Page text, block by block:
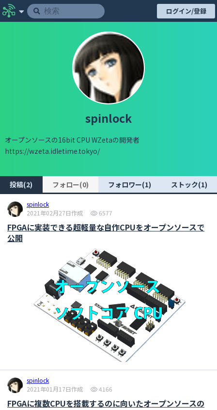
ログイン/登録
spinlock
オープンソースの16bit CPU WZetaの開発者
https://wzeta.idletime.tokyo/
投稿(2) フォロー(0) フォロワー(1) ストック(1)
spinlock
2021年02月27日作成
6577
FPGAに実装できる超軽量な自作CPUをオープンソースで
公開
spinlock
2021年01月17日作成
4166
FPGAに複数CPUを搭載するのに向いたオープンソースの